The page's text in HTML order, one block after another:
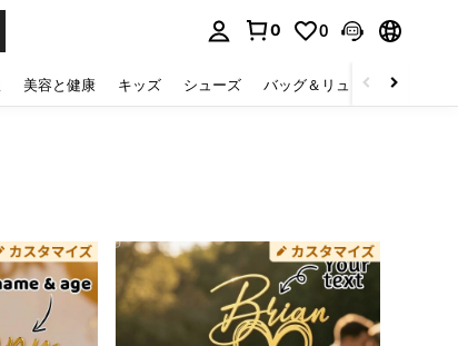
0 0
美容と健康 キッズ シューズ バッグ＆リュック